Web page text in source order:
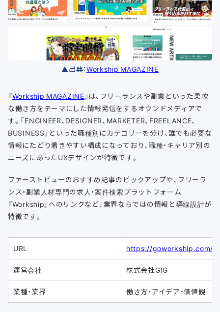
▲出典：Workship MAGAZINE
『Workship MAGAZINE』は、フリーランスや副業といった柔軟
な働き方をテーマにした情報発信をするオウンドメディアで
す。「ENGINEER、DESIGNER、MARKETER、FREELANCE、
BUSINESS」といった職種別にカテゴリーを分け、誰でも必要な
情報にたどり着きやすい構成になっており、職種・キャリア別の
ニーズにあったUXデザインが特徴です。
ファーストビューのおすすめ記事のピックアップや、フリーラ
ンス・副業人材専門の求人・案件検索プラットフォーム
『Workship』へのリンクなど、業界ならではの情報と導線設計が
特徴です。
URL https://goworkship.com/
運営会社 株式会社GIG
業種・業界 働き方・アイデア・価値観